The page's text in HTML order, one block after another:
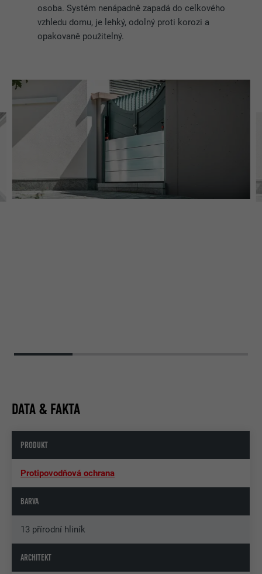
osoba. Systém nenápadně zapadá do celkového
vzhledu domu, je lehký, odolný proti korozi a
opakovaně použitelný.
DATA & FAKTA
PRODUKT
Protipovodňová ochrana
BARVA
13 přírodní hliník
ARCHITEKT